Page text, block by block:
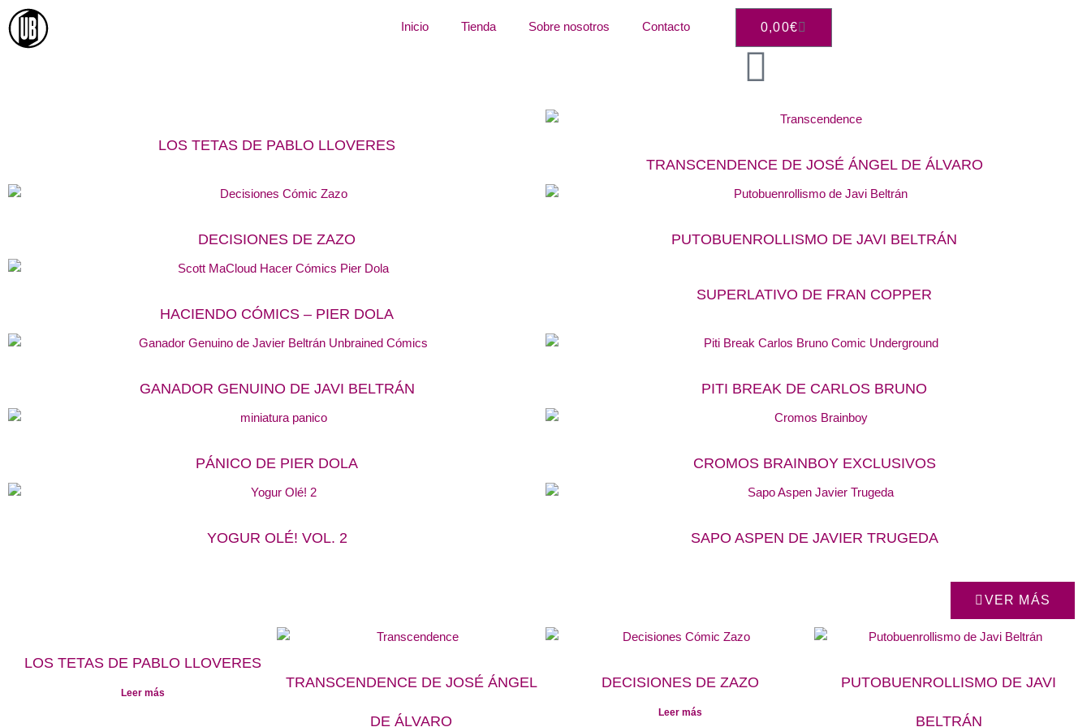
contenido
Inicio Tienda Sobre nosotros Contacto 0,00€CARRITO
LOS TETAS DE PABLO LLOVERES
TRANSCENDENCE DE JOSÉ ÁNGEL DE ÁLVARO
DECISIONES DE ZAZO PUTOBUENROLLISMO DE JAVI BELTRÁN
HACIENDO CÓMICS – PIER DOLA
SUPERLATIVO DE FRAN COPPER
GANADOR GENUINO DE JAVI BELTRÁN PITI BREAK DE CARLOS BRUNO
PÁNICO DE PIER DOLA CROMOS BRAINBOY EXCLUSIVOS
YOGUR OLÉ! VOL. 2 SAPO ASPEN DE JAVIER TRUGEDA
VER MÁS
LOS TETAS DE PABLO LLOVERES
Leer más
TRANSCENDENCE DE JOSÉ ÁNGEL
DE ÁLVARO
DECISIONES DE ZAZO
Leer más
PUTOBUENROLLISMO DE JAVI
BELTRÁN